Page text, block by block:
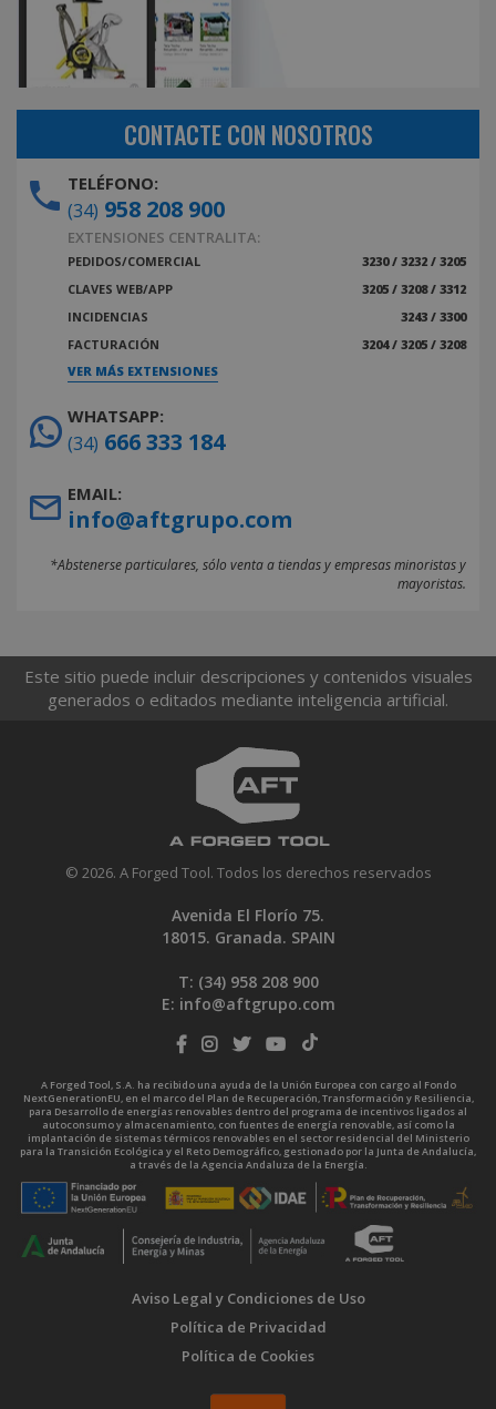
CONTACTE CON NOSOTROS
TELÉFONO:
(34) 958 208 900
EXTENSIONES CENTRALITA:
PEDIDOS/COMERCIAL
3230 / 3232 / 3205
CLAVES WEB/APP
3205 / 3208 / 3312
INCIDENCIAS
3243 / 3300
FACTURACIÓN
3204 / 3205 / 3208
VER MÁS EXTENSIONES
WHATSAPP:
(34) 666 333 184
EMAIL:
info@aftgrupo.com
*Abstenerse particulares, sólo venta a tiendas y empresas minoristas y
mayoristas.
Este sitio puede incluir descripciones y contenidos visuales
generados o editados mediante inteligencia artificial.
© 2026. A Forged Tool. Todos los derechos reservados
Avenida El Florío 75.
18015. Granada. SPAIN
T: (34) 958 208 900
E: info@aftgrupo.com
A Forged Tool, S.A. ha recibido una ayuda de la Unión Europea con cargo al Fondo
NextGenerationEU, en el marco del Plan de Recuperación, Transformación y Resiliencia,
para Desarrollo de energías renovables dentro del programa de incentivos ligados al
autoconsumo y almacenamiento, con fuentes de energía renovable, así como la
implantación de sistemas térmicos renovables en el sector residencial del Ministerio
para la Transición Ecológica y el Reto Demográfico, gestionado por la Junta de Andalucía,
a través de la Agencia Andaluza de la Energía.
Aviso Legal y Condiciones de Uso
Política de Privacidad
Política de Cookies